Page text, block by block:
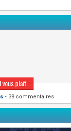
plaît...
• 38 commentaires